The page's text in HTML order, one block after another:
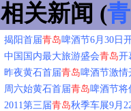
相关新闻 (
揭阳首届青岛啤酒节6月30日
中国国内最大旅游盛会青岛开
昨夜黄石首届青岛啤酒节激情
周六始黄石首届青岛啤酒节将
2011第三届青岛秋季车展9月